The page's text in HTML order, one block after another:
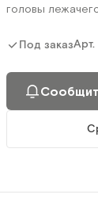
головы
Под заказАрт.